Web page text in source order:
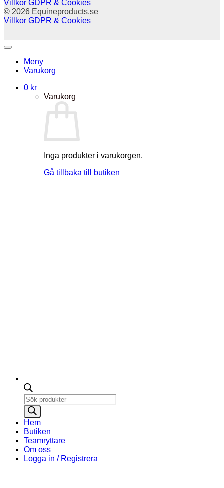
Villkor GDPR & Cookies
© 2026 Equineproducts.se
Villkor GDPR & Cookies
Meny
Varukorg
0 kr
Varukorg
Inga produkter i varukorgen.
Gå tillbaka till butiken
Products
search
Hem
Butiken
Teamryttare
Om oss
Logga in / Registrera